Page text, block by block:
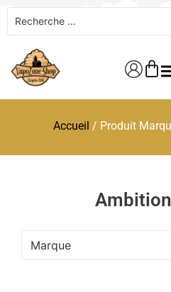
Accueil / Produit
Marque